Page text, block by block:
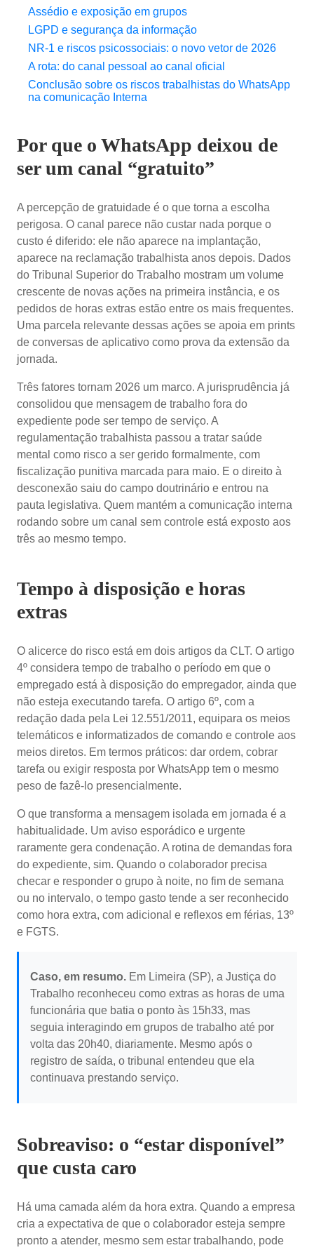
Assédio e exposição em grupos
LGPD e segurança da informação
NR-1 e riscos psicossociais: o novo vetor de 2026
A rota: do canal pessoal ao canal oficial
Conclusão sobre os riscos trabalhistas do WhatsApp
na comunicação Interna
Por que o WhatsApp deixou de
ser um canal “gratuito”
A percepção de gratuidade é o que torna a escolha
perigosa. O canal parece não custar nada porque o
custo é diferido: ele não aparece na implantação,
aparece na reclamação trabalhista anos depois. Dados
do Tribunal Superior do Trabalho mostram um volume
crescente de novas ações na primeira instância, e os
pedidos de horas extras estão entre os mais frequentes.
Uma parcela relevante dessas ações se apoia em prints
de conversas de aplicativo como prova da extensão da
jornada.
Três fatores tornam 2026 um marco. A jurisprudência já
consolidou que mensagem de trabalho fora do
expediente pode ser tempo de serviço. A
regulamentação trabalhista passou a tratar saúde
mental como risco a ser gerido formalmente, com
fiscalização punitiva marcada para maio. E o direito à
desconexão saiu do campo doutrinário e entrou na
pauta legislativa. Quem mantém a comunicação interna
rodando sobre um canal sem controle está exposto aos
três ao mesmo tempo.
Tempo à disposição e horas
extras
O alicerce do risco está em dois artigos da CLT. O artigo
4º considera tempo de trabalho o período em que o
empregado está à disposição do empregador, ainda que
não esteja executando tarefa. O artigo 6º, com a
redação dada pela Lei 12.551/2011, equipara os meios
telemáticos e informatizados de comando e controle aos
meios diretos. Em termos práticos: dar ordem, cobrar
tarefa ou exigir resposta por WhatsApp tem o mesmo
peso de fazê-lo presencialmente.
O que transforma a mensagem isolada em jornada é a
habitualidade. Um aviso esporádico e urgente
raramente gera condenação. A rotina de demandas fora
do expediente, sim. Quando o colaborador precisa
checar e responder o grupo à noite, no fim de semana
ou no intervalo, o tempo gasto tende a ser reconhecido
como hora extra, com adicional e reflexos em férias, 13º
e FGTS.
Caso, em resumo. Em Limeira (SP), a Justiça do
Trabalho reconheceu como extras as horas de uma
funcionária que batia o ponto às 15h33, mas
seguia interagindo em grupos de trabalho até por
volta das 20h40, diariamente. Mesmo após o
registro de saída, o tribunal entendeu que ela
continuava prestando serviço.
Sobreaviso: o “estar disponível”
que custa caro
Há uma camada além da hora extra. Quando a empresa
cria a expectativa de que o colaborador esteja sempre
pronto a atender, mesmo sem estar trabalhando, pode